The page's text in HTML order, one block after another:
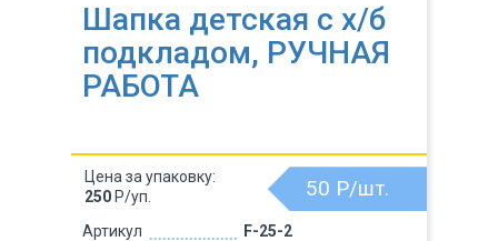
Шапка детская с х/б
подкладом, РУЧНАЯ
РАБОТА
Артикул
F-25-2
50 Р/шт.
Цена за упаковку:
250 Р/уп.